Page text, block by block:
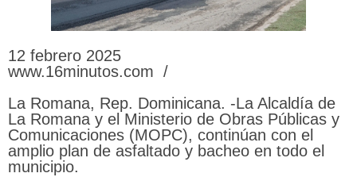
12 febrero 2025
www.16minutos.com /
La Romana, Rep. Dominicana. -La Alcaldía de
La Romana y el Ministerio de Obras Públicas y
Comunicaciones (MOPC), continúan con el
amplio plan de asfaltado y bacheo en todo el
municipio.